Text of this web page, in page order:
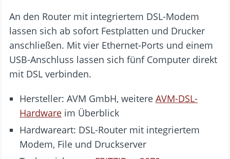
An den Router mit integriertem DSL-Modem
lassen sich ab sofort Festplatten und Drucker
anschließen. Mit vier Ethernet-Ports und einem
USB-Anschluss lassen sich fünf Computer direkt
mit DSL verbinden.
Hersteller: AVM GmbH, weitere AVM-DSL-
Hardware im Überblick
Hardwareart: DSL-Router mit integriertem
Modem, File und Druckserver